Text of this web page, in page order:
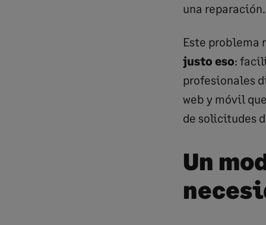
una
Este problema
justo eso:
profesionales
web y móvil
de solicitudes
Un